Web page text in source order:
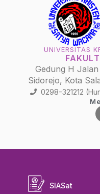
UNIVERSITAS
Gedung H
Sidorejo, Kota
0298-321212
SIASat